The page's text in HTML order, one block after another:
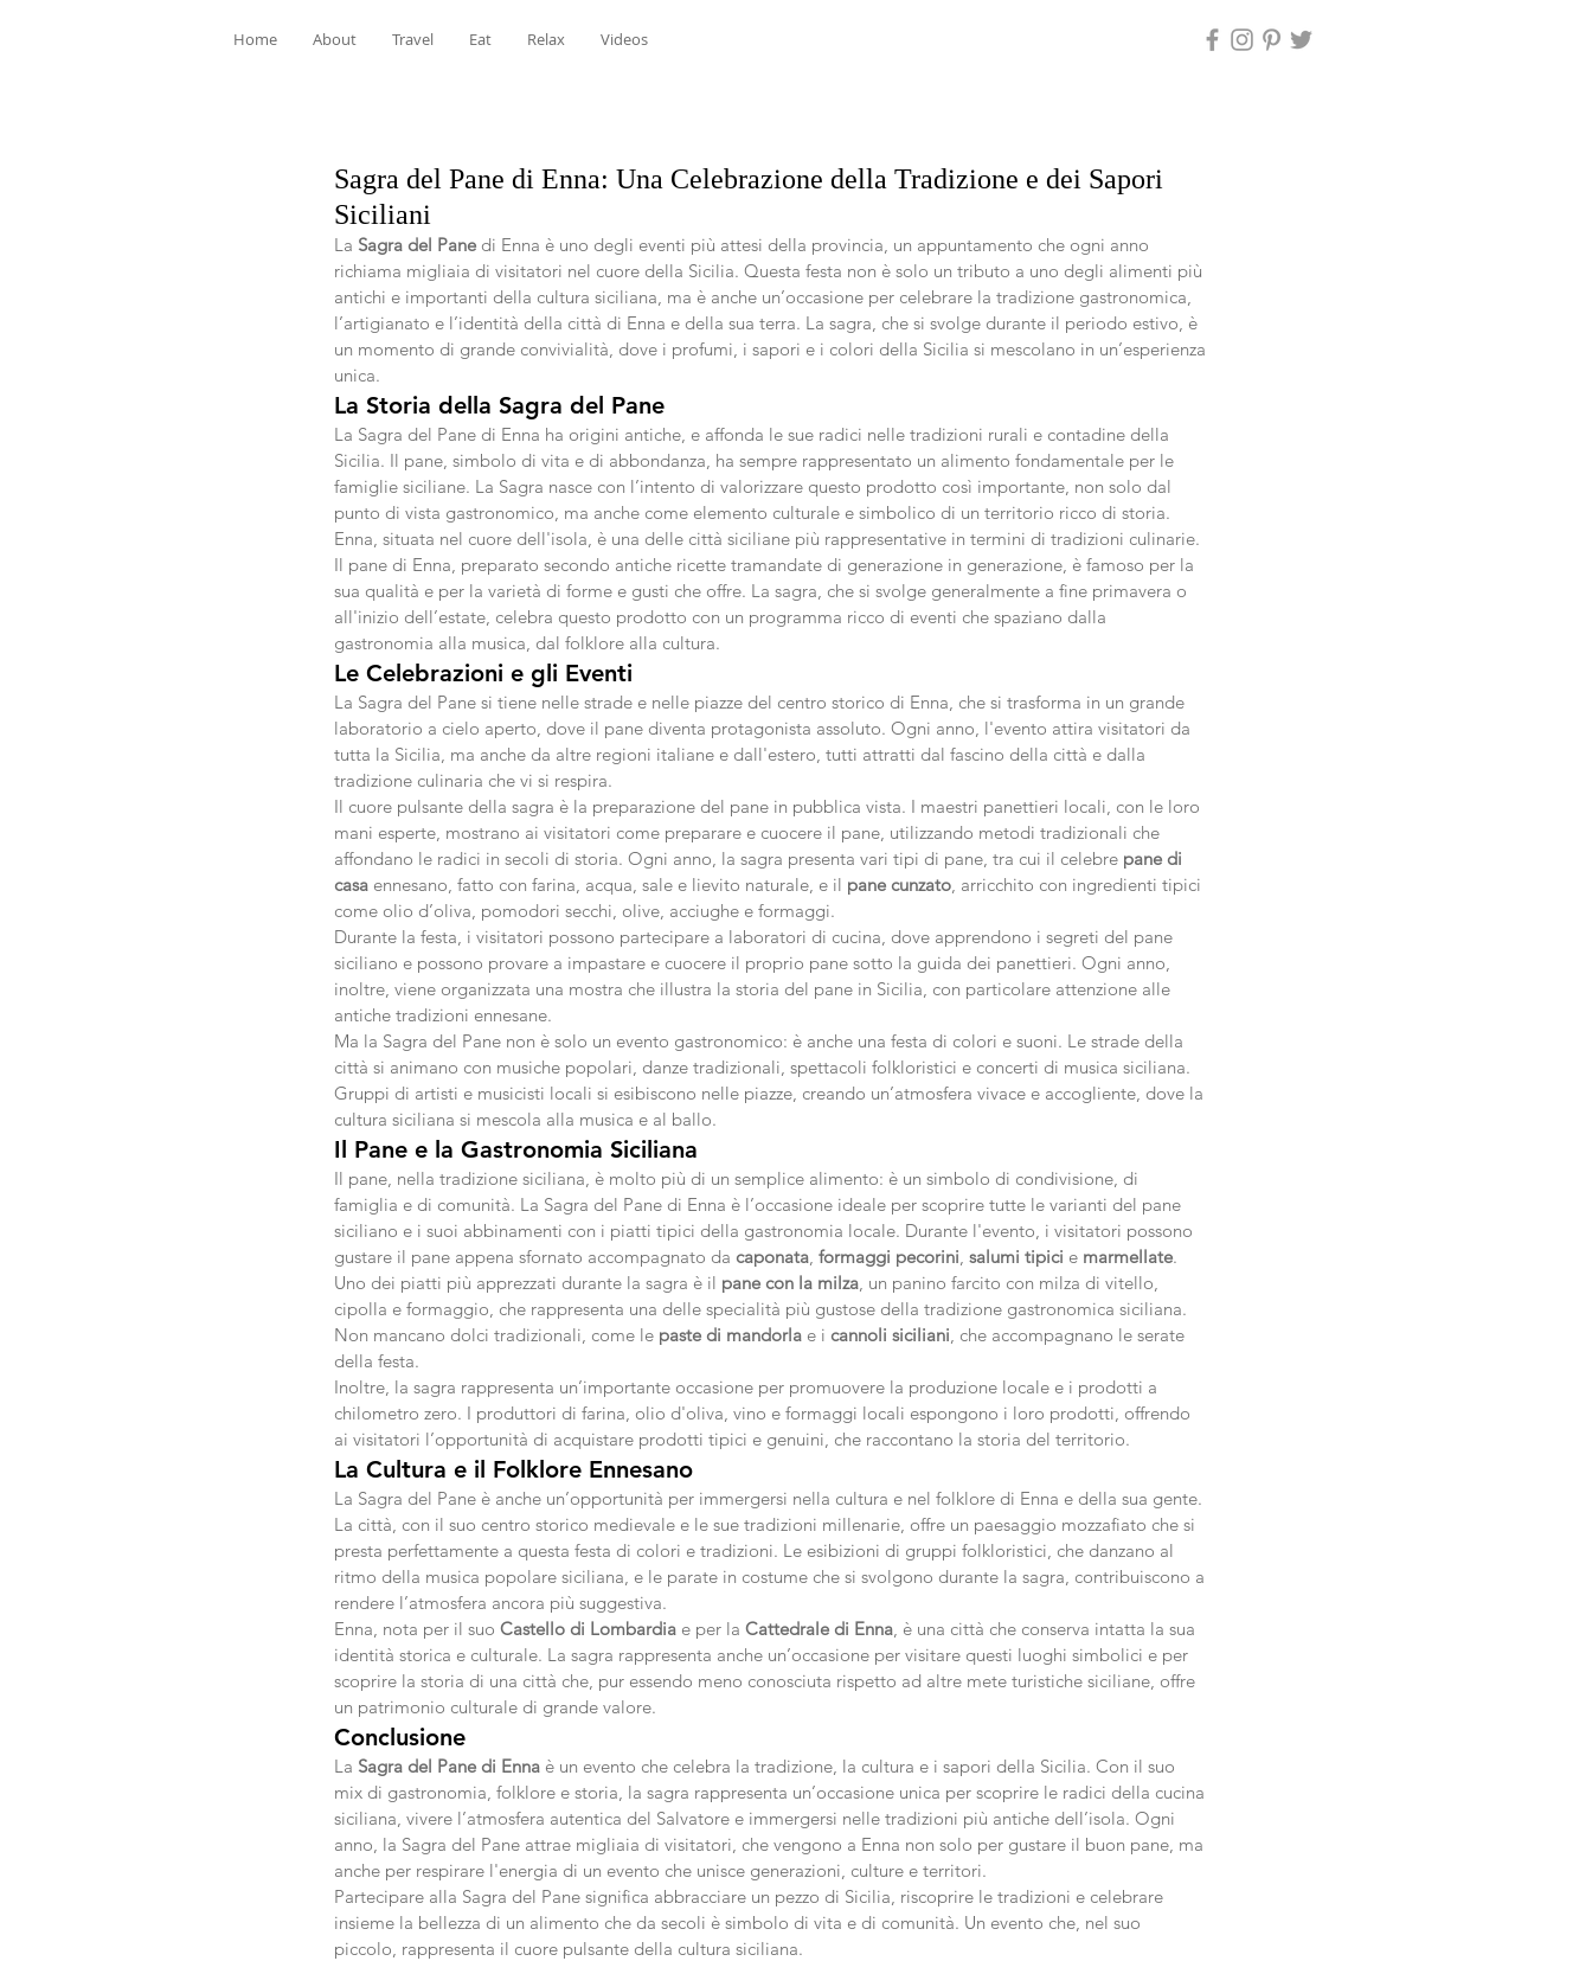
Home About Travel Eat Relax Videos
Sagra del Pane di Enna: Una Celebrazione della Tradizione e dei Sapori
Siciliani
La Sagra del Pane di Enna è uno degli eventi più attesi della provincia, un appuntamento che ogni anno
richiama migliaia di visitatori nel cuore della Sicilia. Questa festa non è solo un tributo a uno degli alimenti più
antichi e importanti della cultura siciliana, ma è anche un’occasione per celebrare la tradizione gastronomica,
l’artigianato e l’identità della città di Enna e della sua terra. La sagra, che si svolge durante il periodo estivo, è
un momento di grande convivialità, dove i profumi, i sapori e i colori della Sicilia si mescolano in un’esperienza
unica.
La Storia della Sagra del Pane
La Sagra del Pane di Enna ha origini antiche, e affonda le sue radici nelle tradizioni rurali e contadine della
Sicilia. Il pane, simbolo di vita e di abbondanza, ha sempre rappresentato un alimento fondamentale per le
famiglie siciliane. La Sagra nasce con l’intento di valorizzare questo prodotto così importante, non solo dal
punto di vista gastronomico, ma anche come elemento culturale e simbolico di un territorio ricco di storia.
Enna, situata nel cuore dell'isola, è una delle città siciliane più rappresentative in termini di tradizioni culinarie.
Il pane di Enna, preparato secondo antiche ricette tramandate di generazione in generazione, è famoso per la
sua qualità e per la varietà di forme e gusti che offre. La sagra, che si svolge generalmente a fine primavera o
all'inizio dell’estate, celebra questo prodotto con un programma ricco di eventi che spaziano dalla
gastronomia alla musica, dal folklore alla cultura.
Le Celebrazioni e gli Eventi
La Sagra del Pane si tiene nelle strade e nelle piazze del centro storico di Enna, che si trasforma in un grande
laboratorio a cielo aperto, dove il pane diventa protagonista assoluto. Ogni anno, l'evento attira visitatori da
tutta la Sicilia, ma anche da altre regioni italiane e dall'estero, tutti attratti dal fascino della città e dalla
tradizione culinaria che vi si respira.
Il cuore pulsante della sagra è la preparazione del pane in pubblica vista. I maestri panettieri locali, con le loro
mani esperte, mostrano ai visitatori come preparare e cuocere il pane, utilizzando metodi tradizionali che
affondano le radici in secoli di storia. Ogni anno, la sagra presenta vari tipi di pane, tra cui il celebre pane di
casa ennesano, fatto con farina, acqua, sale e lievito naturale, e il pane cunzato, arricchito con ingredienti tipici
come olio d’oliva, pomodori secchi, olive, acciughe e formaggi.
Durante la festa, i visitatori possono partecipare a laboratori di cucina, dove apprendono i segreti del pane
siciliano e possono provare a impastare e cuocere il proprio pane sotto la guida dei panettieri. Ogni anno,
inoltre, viene organizzata una mostra che illustra la storia del pane in Sicilia, con particolare attenzione alle
antiche tradizioni ennesane.
Ma la Sagra del Pane non è solo un evento gastronomico: è anche una festa di colori e suoni. Le strade della
città si animano con musiche popolari, danze tradizionali, spettacoli folkloristici e concerti di musica siciliana.
Gruppi di artisti e musicisti locali si esibiscono nelle piazze, creando un’atmosfera vivace e accogliente, dove la
cultura siciliana si mescola alla musica e al ballo.
Il Pane e la Gastronomia Siciliana
Il pane, nella tradizione siciliana, è molto più di un semplice alimento: è un simbolo di condivisione, di
famiglia e di comunità. La Sagra del Pane di Enna è l’occasione ideale per scoprire tutte le varianti del pane
siciliano e i suoi abbinamenti con i piatti tipici della gastronomia locale. Durante l'evento, i visitatori possono
gustare il pane appena sfornato accompagnato da caponata, formaggi pecorini, salumi tipici e marmellate.
Uno dei piatti più apprezzati durante la sagra è il pane con la milza, un panino farcito con milza di vitello,
cipolla e formaggio, che rappresenta una delle specialità più gustose della tradizione gastronomica siciliana.
Non mancano dolci tradizionali, come le paste di mandorla e i cannoli siciliani, che accompagnano le serate
della festa.
Inoltre, la sagra rappresenta un’importante occasione per promuovere la produzione locale e i prodotti a
chilometro zero. I produttori di farina, olio d'oliva, vino e formaggi locali espongono i loro prodotti, offrendo
ai visitatori l’opportunità di acquistare prodotti tipici e genuini, che raccontano la storia del territorio.
La Cultura e il Folklore Ennesano
La Sagra del Pane è anche un’opportunità per immergersi nella cultura e nel folklore di Enna e della sua gente.
La città, con il suo centro storico medievale e le sue tradizioni millenarie, offre un paesaggio mozzafiato che si
presta perfettamente a questa festa di colori e tradizioni. Le esibizioni di gruppi folkloristici, che danzano al
ritmo della musica popolare siciliana, e le parate in costume che si svolgono durante la sagra, contribuiscono a
rendere l’atmosfera ancora più suggestiva.
Enna, nota per il suo Castello di Lombardia e per la Cattedrale di Enna, è una città che conserva intatta la sua
identità storica e culturale. La sagra rappresenta anche un’occasione per visitare questi luoghi simbolici e per
scoprire la storia di una città che, pur essendo meno conosciuta rispetto ad altre mete turistiche siciliane, offre
un patrimonio culturale di grande valore.
Conclusione
La Sagra del Pane di Enna è un evento che celebra la tradizione, la cultura e i sapori della Sicilia. Con il suo
mix di gastronomia, folklore e storia, la sagra rappresenta un’occasione unica per scoprire le radici della cucina
siciliana, vivere l’atmosfera autentica del Salvatore e immergersi nelle tradizioni più antiche dell’isola. Ogni
anno, la Sagra del Pane attrae migliaia di visitatori, che vengono a Enna non solo per gustare il buon pane, ma
anche per respirare l'energia di un evento che unisce generazioni, culture e territori.
Partecipare alla Sagra del Pane significa abbracciare un pezzo di Sicilia, riscoprire le tradizioni e celebrare
insieme la bellezza di un alimento che da secoli è simbolo di vita e di comunità. Un evento che, nel suo
piccolo, rappresenta il cuore pulsante della cultura siciliana.